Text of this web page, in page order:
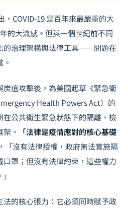
COVID-19 是百年來最嚴重的大
的大流感。但與一個世紀前不同
的治理架構與法律工具——問題在
炭疽攻擊後，為美國起草《緊急衛
Health Powers Act）的
公共衛生緊急狀態下的隔離、檢
。
「法律是疫情應對的核心基礎
「沒有法律授權，政府無法實施隔
罩；但沒有法律約束，這些權力
的核心張力：它必須同時賦予政